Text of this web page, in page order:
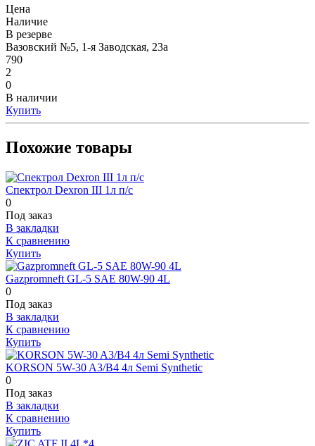
Цена
Наличие
В резерве
Вазовский №5, 1-я Заводская, 23а
790
2
0
В наличии
Купить
Похожие товары
Спектрол Dexron III 1л п/с
0
Под заказ
В закладки
К сравнению
Купить
Gazpromneft GL-5 SAE 80W-90 4L
0
Под заказ
В закладки
К сравнению
Купить
KORSON 5W-30 A3/B4 4л Semi Synthetic
0
Под заказ
В закладки
К сравнению
Купить